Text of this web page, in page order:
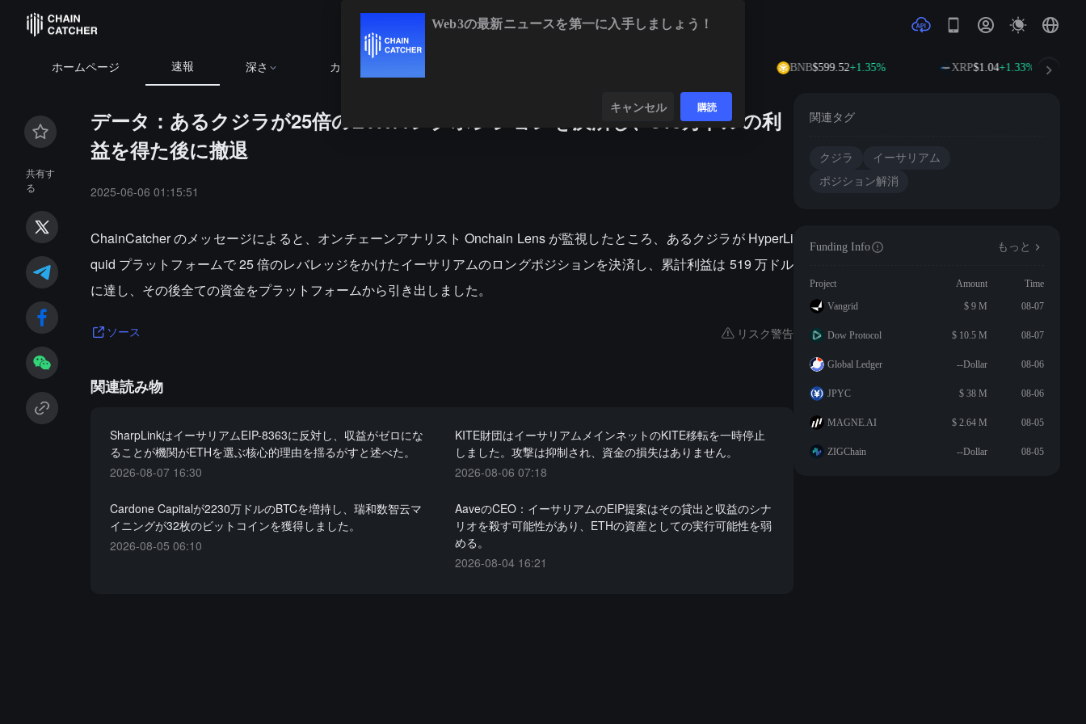
ホームページ 速報 深さ カレンダー BNB$599.52+1.35% XRP$1.04+1.33%
共有す
る
データ：あるクジラが25倍のETHロングポジションを決済し、519万ドルの利
益を得た後に撤退
2025-06-06 01:15:51
ChainCatcher のメッセージによると、オンチェーンアナリスト Onchain Lens が監視したところ、あるクジラが HyperLi
quid プラットフォームで 25 倍のレバレッジをかけたイーサリアムのロングポジションを決済し、累計利益は 519 万ドル
に達し、その後全ての資金をプラットフォームから引き出しました。
ソース リスク警告
関連読み物
SharpLinkはイーサリアムEIP-8363に反対し、収益がゼロにな
ることが機関がETHを選ぶ核心的理由を揺るがすと述べた。
2026-08-07 16:30
KITE財団はイーサリアムメインネットのKITE移転を一時停止
しました。攻撃は抑制され、資金の損失はありません。
2026-08-06 07:18
Cardone Capitalが2230万ドルのBTCを増持し、瑞和数智云マ
イニングが32枚のビットコインを獲得しました。
2026-08-05 06:10
AaveのCEO：イーサリアムのEIP提案はその貸出と収益のシナ
リオを殺す可能性があり、ETHの資産としての実行可能性を弱
める。
2026-08-04 16:21
関連タグ
クジラ
イーサリアム
ポジション解消
Funding Info もっと
Project Amount
Time
Vangrid
$ 9 M 08-07
Dow Protocol $ 10.5 M 08-07
Global Ledger --Dollar 08-06
JPYC $ 38 M 08-06
MAGNE.AI $ 2.64 M 08-05
ZIGChain --Dollar 08-05
Web3の最新ニュースを第一に入手しましょう！
キャンセル 購読